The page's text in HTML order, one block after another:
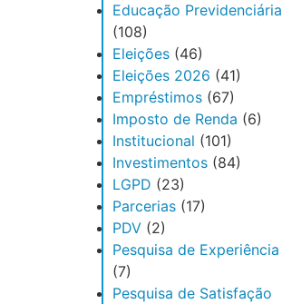
Educação Previdenciária
(108)
Eleições (46)
Eleições 2026 (41)
Empréstimos (67)
Imposto de Renda (6)
Institucional (101)
Investimentos (84)
LGPD (23)
Parcerias (17)
PDV (2)
Pesquisa de Experiência
(7)
Pesquisa de Satisfação